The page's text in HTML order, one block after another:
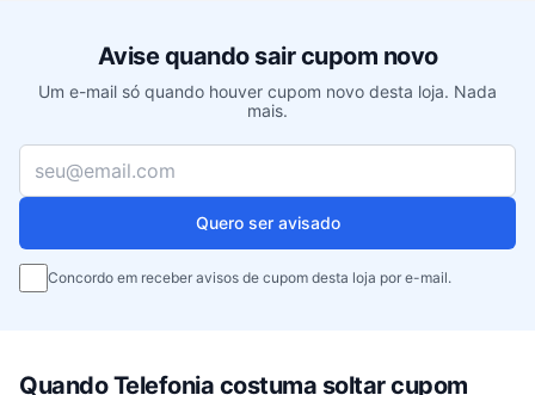
Avise quando sair cupom novo
Um e-mail só quando houver cupom novo desta loja. Nada
mais.
Seu e-mail
Quero ser avisado
Concordo em receber avisos de cupom desta loja por e-mail.
Quando Telefonia costuma soltar cupom